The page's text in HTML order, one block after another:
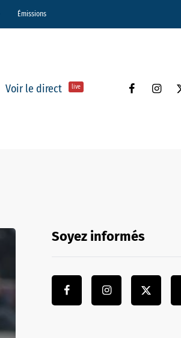
Émissions
Voir le direct live
Soyez informés